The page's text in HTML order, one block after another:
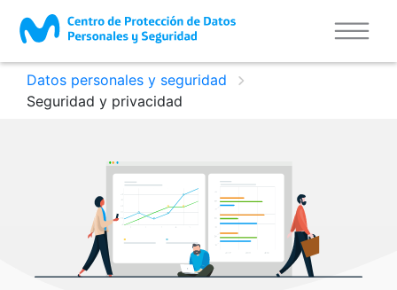
Datos personales y seguridad
Seguridad y privacidad